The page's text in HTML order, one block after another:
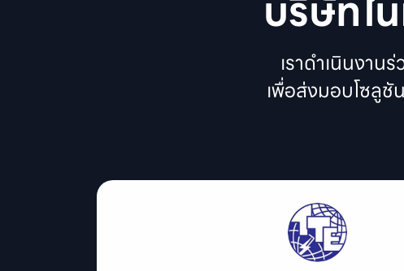
เราดำเนินงา
เพื่อส่งมอบโซลู